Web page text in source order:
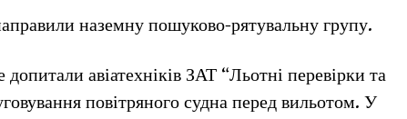
наземну пошуково-рятувальну групу.
авіатехніків ЗАТ “Льотні перевірки та
повітряного судна перед вильотом. У